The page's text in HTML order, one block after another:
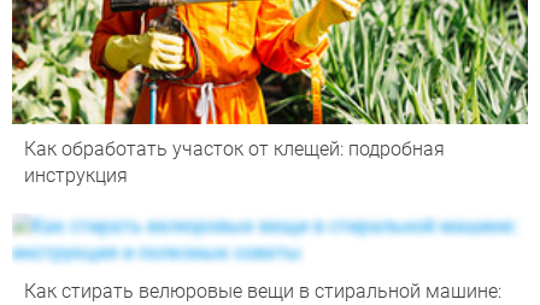
Как обработать участок от клещей: подробная
инструкция
Как стирать велюровые вещи в стиральной машине: